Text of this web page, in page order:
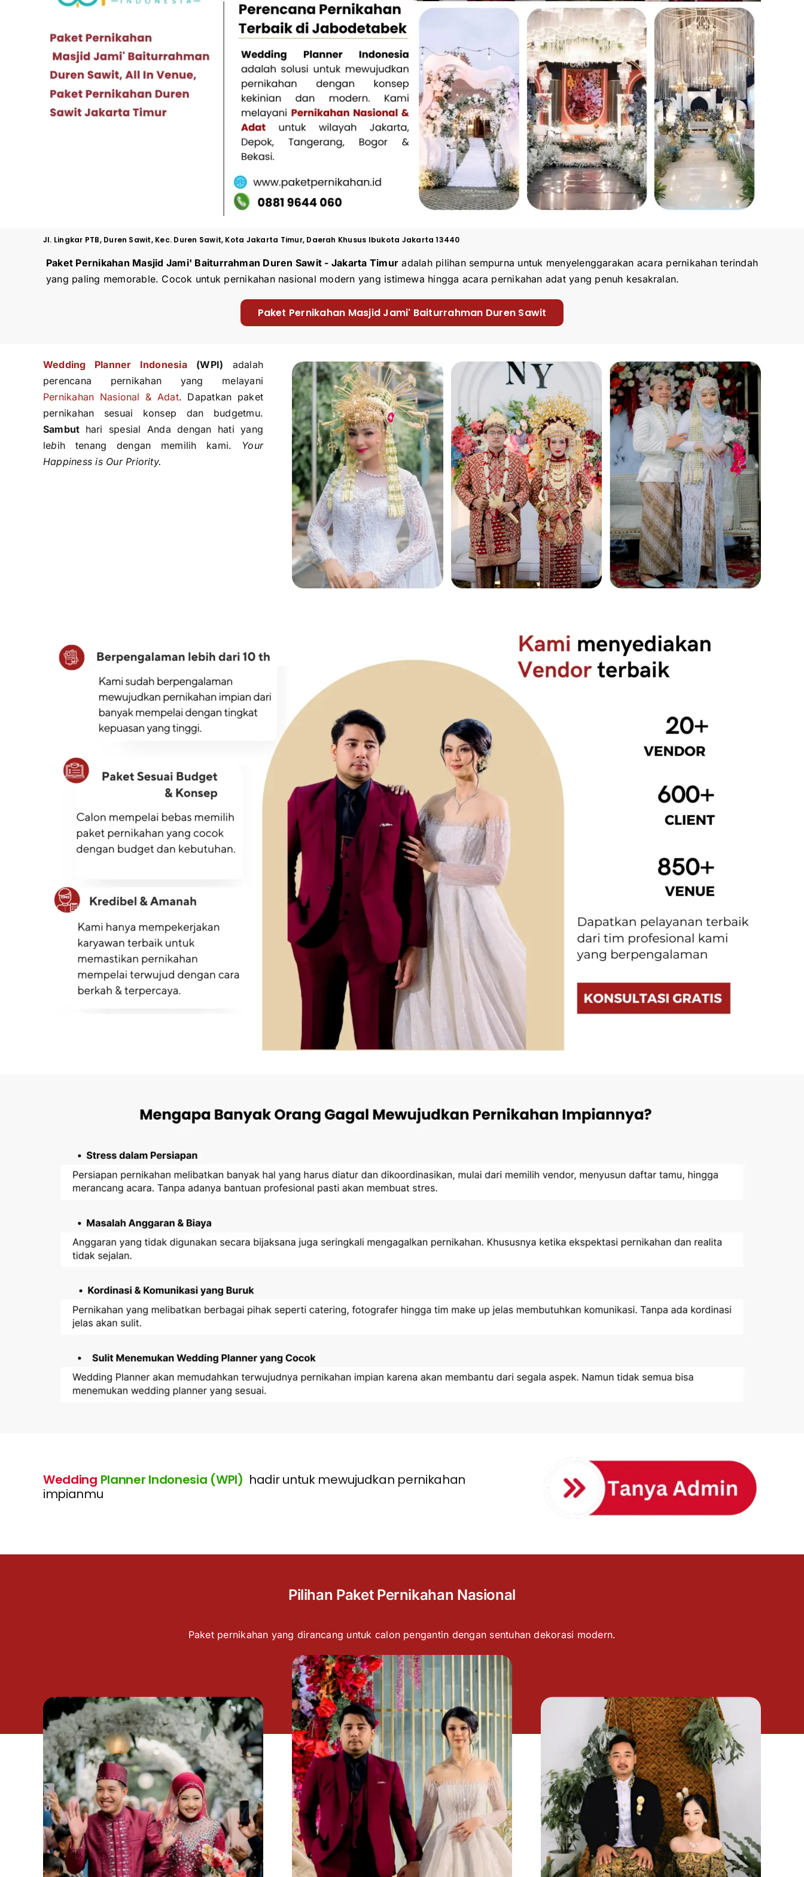
Jl. Lingkar PTB, Duren Sawit, Kec. Duren Sawit, Kota Jakarta Timur, Daerah Khusus Ibukota Jakarta 13440
Paket Pernikahan Masjid Jami' Baiturrahman Duren Sawit - Jakarta Timur adalah pilihan sempurna untuk menyelenggarakan acara pernikahan terindah
yang paling memorable. Cocok untuk pernikahan nasional modern yang istimewa hingga acara pernikahan adat yang penuh kesakralan.
Paket Pernikahan Masjid Jami' Baiturrahman Duren Sawit
Wedding Planner Indonesia (WPI) adalah
perencana pernikahan yang melayani
Pernikahan Nasional & Adat. Dapatkan paket
pernikahan sesuai konsep dan budgetmu.
Sambut hari spesial Anda dengan hati yang
lebih tenang dengan memilih kami. Your
Happiness is Our Priority.
Wedding Planner Indonesia (WPI) hadir untuk mewujudkan pernikahan
impianmu
Pilihan Paket Pernikahan Nasional
Paket pernikahan yang dirancang untuk calon pengantin dengan sentuhan dekorasi modern.